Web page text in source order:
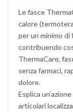
Le fasce
calore
per un minimo di
contribuendo
ThermaCare,
senza farmaci,
dolore.
Esplica
articolari